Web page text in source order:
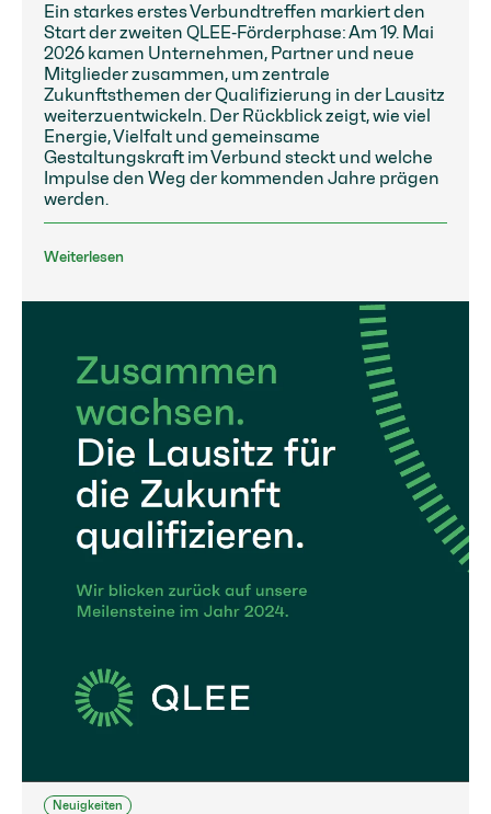
Ein starkes erstes Verbundtreffen markiert den
Start der zweiten QLEE‑Förderphase: Am 19. Mai
2026 kamen Unternehmen, Partner und neue
Mitglieder zusammen, um zentrale
Zukunftsthemen der Qualifizierung in der Lausitz
weiterzuentwickeln. Der Rückblick zeigt, wie viel
Energie, Vielfalt und gemeinsame
Gestaltungskraft im Verbund steckt und welche
Impulse den Weg der kommenden Jahre prägen
werden.
Weiterlesen
Neuigkeiten